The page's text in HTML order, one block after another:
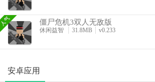
僵尸危机3双人无敌版
休闲益智 31.8MB v0.233
安卓应用